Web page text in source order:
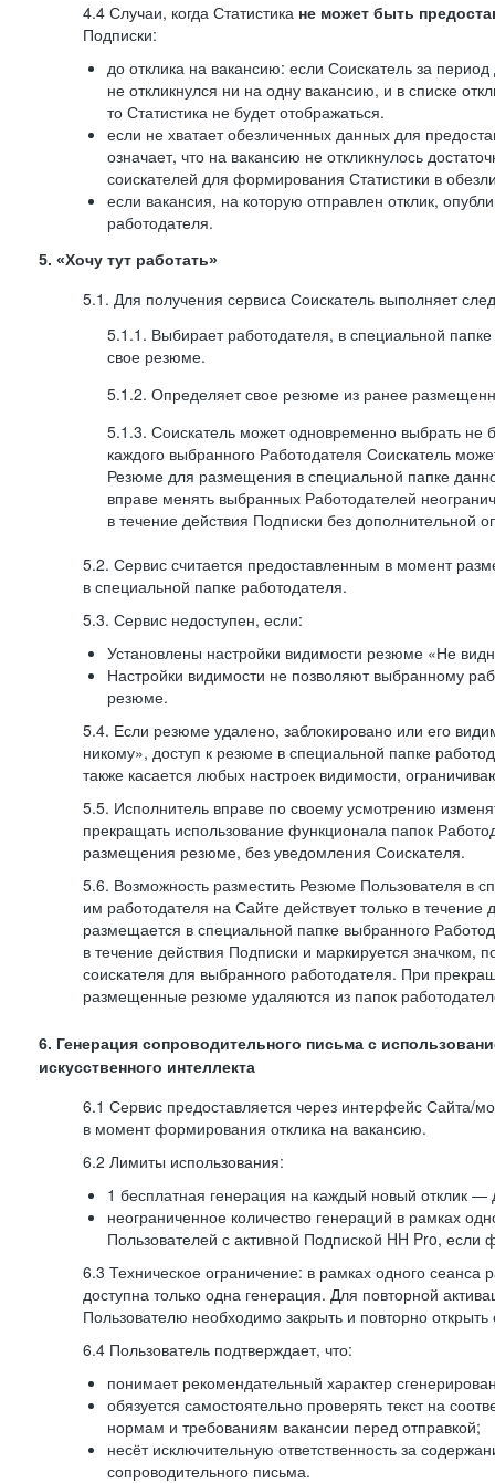
4.4 Случаи, когда Статистика не может быть
Подписки:
до отклика на вакансию: если Соискатель за период
не откликнулся ни на одну вакансию, и в списке
то Статистика не будет отображаться.
если не хватает обезличенных данных для
означает, что на вакансию не откликнулось
соискателей для формирования Статистики в
если вакансия, на которую отправлен отклик,
работодателя.
5. «Хочу тут работать»
5.1. Для получения сервиса Соискатель выполняет
5.1.1. Выбирает работодателя, в специальной папке
свое резюме.
5.1.2. Определяет свое резюме из ранее
5.1.3. Соискатель может одновременно выбрать не
каждого выбранного Работодателя Соискатель
Резюме для размещения в специальной папке
вправе менять выбранных Работодателей
в течение действия Подписки без дополнительной
5.2. Сервис считается предоставленным в момент
в специальной папке работодателя.
5.3. Сервис недоступен, если:
Установлены настройки видимости резюме «Не
Настройки видимости не позволяют выбранному
резюме.
5.4. Если резюме удалено, заблокировано или его
никому», доступ к резюме в специальной папке
также касается любых настроек видимости,
5.5. Исполнитель вправе по своему усмотрению
прекращать использование функционала папок
размещения резюме, без уведомления Соискателя.
5.6. Возможность разместить Резюме Пользователя в
им работодателя на Сайте действует только в
размещается в специальной папке выбранного
в течение действия Подписки и маркируется
соискателя для выбранного работодателя. При
размещенные резюме удаляются из папок
6. Генерация сопроводительного письма с
искусственного интеллекта
6.1 Сервис предоставляется через интерфейс Сайта/
в момент формирования отклика на вакансию.
6.2 Лимиты использования:
1 бесплатная генерация на каждый новый отклик —
неограниченное количество генераций в рамках
Пользователей с активной Подпиской HH Pro,
6.3 Техническое ограничение: в рамках одного сеанса
доступна только одна генерация. Для повторной
Пользователю необходимо закрыть и повторно открыть
6.4 Пользователь подтверждает, что:
понимает рекомендательный характер
обязуется самостоятельно проверять текст на
нормам и требованиям вакансии перед отправкой;
несёт исключительную ответственность за
сопроводительного письма.